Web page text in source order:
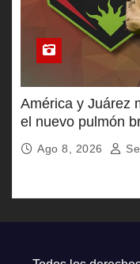
América y Juárez
el nuevo pulmón
Ago 8, 2026